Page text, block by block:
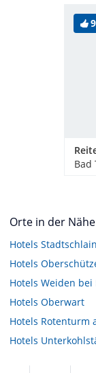
Bad
Orte in der Nähe
Hotels
Hotels
Hotels Weiden bei
Hotels Oberwart
Hotels Rotenturm
Hotels